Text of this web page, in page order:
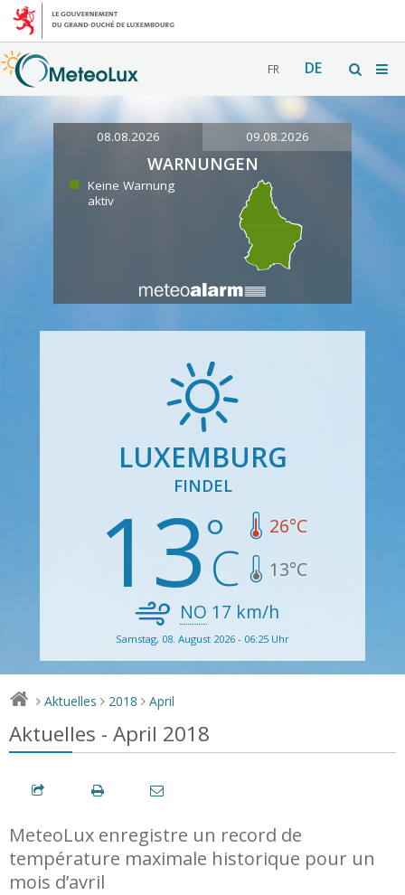
FR DE
08.08.2026 09.08.2026
WARNUNGEN
Keine Warnung
aktiv
LUXEMBURG
FINDEL
13 26°C
13°C
NO 17 km/h
Samstag, 08. August 2026 - 06:25 Uhr
> Aktuelles > 2018 > April
Aktuelles - April 2018
MeteoLux enregistre un record de
température maximale historique pour un
mois d’avril